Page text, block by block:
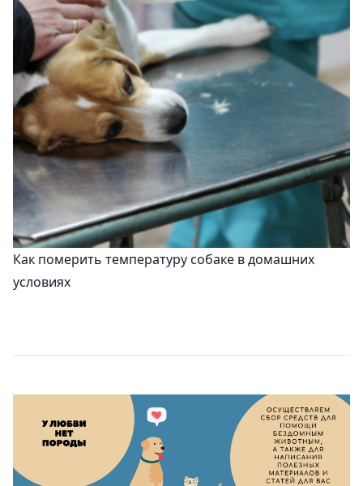
Как померить температуру собаке в домашних
условиях